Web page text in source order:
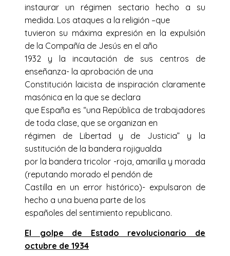
instaurar un régimen sectario hecho a su
medida. Los ataques a la religión –que
tuvieron su máxima expresión en la expulsión
de la Compañía de Jesús en el año
1932 y la incautación de sus centros de
enseñanza- la aprobación de una
Constitución laicista de inspiración claramente
masónica en la que se declara
que España es “una República de trabajadores
de toda clase, que se organizan en
régimen de Libertad y de Justicia” y la
sustitución de la bandera rojigualda
por la bandera tricolor -roja, amarilla y morada
(reputando morado el pendón de
Castilla en un error histórico)- expulsaron de
hecho a una buena parte de los
españoles del sentimiento republicano.
El golpe de Estado revolucionario de
octubre de 1934